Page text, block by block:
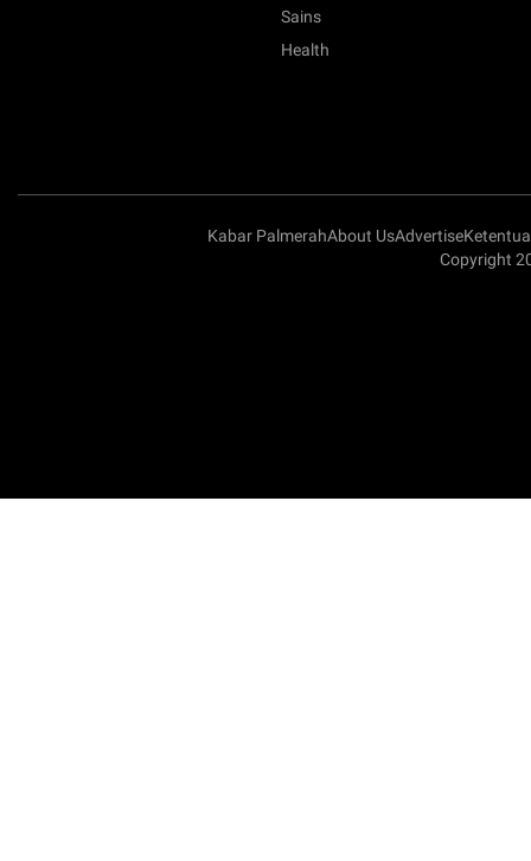
Sains
Health
Kabar PalmerahAbout UsAdvertise
Copyright